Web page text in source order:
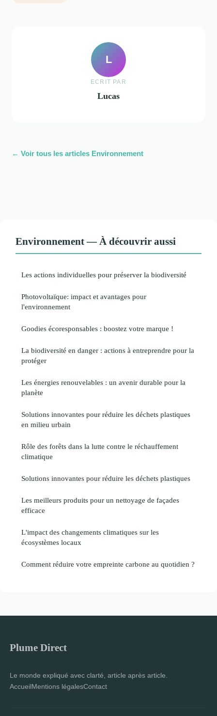
L
ECRIT PAR
Lucas
← Voir tous les articles Environnement
Environnement — À découvrir aussi
Les actions individuelles pour préserver la biodiversité
Photovoltaïque: impact et avantages pour
l'environnement
Goodies écoresponsables : boostez votre marque !
La biodiversité en danger : actions à entreprendre pour la
protéger
Les énergies renouvelables : un avenir durable pour la
planète
Solutions innovantes pour réduire les déchets plastiques
en milieu urbain
Rôle des forêts dans la lutte contre le réchauffement
climatique
Solutions innovantes pour réduire les déchets plastiques
Les meilleurs produits pour un nettoyage de façades
efficace
L'impact des changements climatiques sur les
écosystèmes locaux
Comment réduire votre empreinte carbone au quotidien ?
Plume Direct
Le monde expliqué avec clarté, article après article.
AccueilMentions légalesContact